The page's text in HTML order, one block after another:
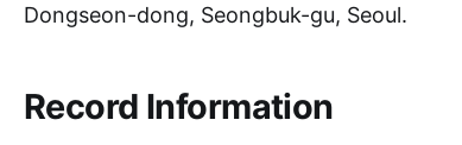
Dongseon-dong, Seongbuk-gu, Seoul.
Record Information